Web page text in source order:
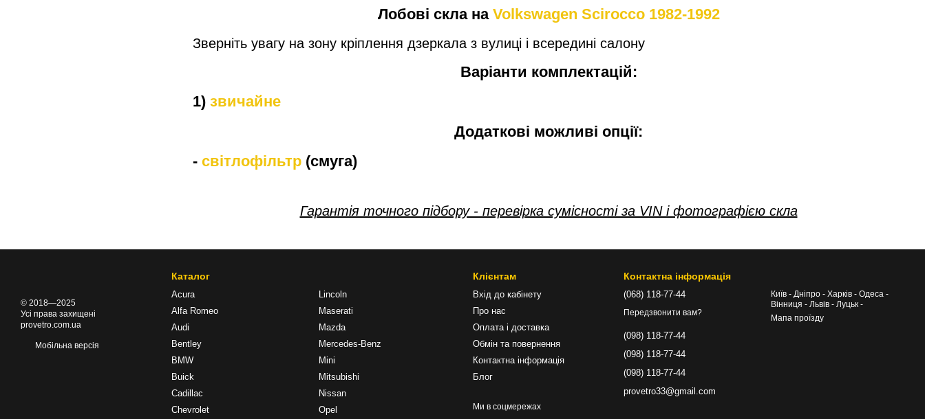
Лобові скла на Volkswagen Scirocco 1982-1992
Зверніть увагу на зону кріплення дзеркала з вулиці і всередині салону
Варіанти комплектацій:
1) звичайне
Додаткові можливі опції:
- світлофільтр (смуга)
Гарантія точного підбору - перевірка сумісності за VIN і фотографією скла
© 2018—2025
Усі права захищені
provetro.com.ua
Мобільна версія
Каталог
Acura
Alfa Romeo
Audi
Bentley
BMW
Buick
Cadillac
Chevrolet
Lincoln
Maserati
Mazda
Mercedes-Benz
Mini
Mitsubishi
Nissan
Opel
Клієнтам
Вхід до кабінету
Про нас
Оплата і доставка
Обмін та повернення
Контактна інформація
Блог
Ми в соцмережах
Контактна інформація
(068) 118-77-44
Передзвонити вам?
(098) 118-77-44
(098) 118-77-44
(098) 118-77-44
provetro33@gmail.com
Київ - Дніпро - Харків - Одеса -
Вінниця - Львів - Луцьк -
Мапа проїзду